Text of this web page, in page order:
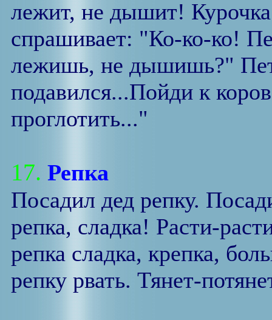
лежит, не дышит!
спрашивает: "Ко-ко-ко!
лежишь, не дышишь?"
подавился...Пойди к
проглотить..."
17. Репка
Посадил дед репку.
репка, сладка! Расти-
репка сладка, крепка,
репку рвать. Тянет-